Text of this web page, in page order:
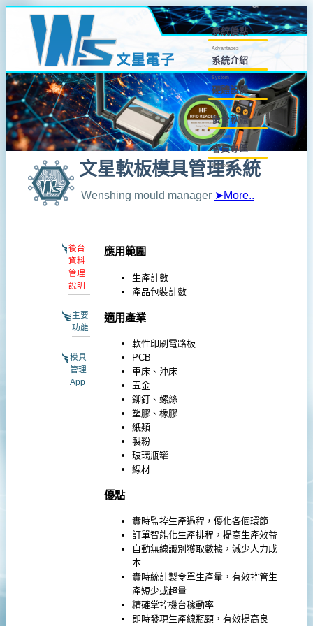
系統優點
Advantages
系統介紹
System
硬體設備
Equipment
後台軟體
Software
會員專區
Member
文星軟板模具管理系統
Wenshing mould manager ➤More..
後台
資料
管理
說明
主要
功能
模具
管理
App
應用範圍
生產計數
產品包裝計數
適用產業
軟性印刷電路板
PCB
車床、沖床
五金
鉚釘、螺絲
塑膠、橡膠
紙類
製粉
玻璃瓶罐
線材
優點
實時監控生產過程，優化各個環節
訂單智能化生產排程，提高生產效益
自動無線識別獲取數據，減少人力成
本
實時統計製令單生產量，有效控管生
產短少或超量
精確掌控機台稼動率
即時發現生產線瓶頸，有效提高良